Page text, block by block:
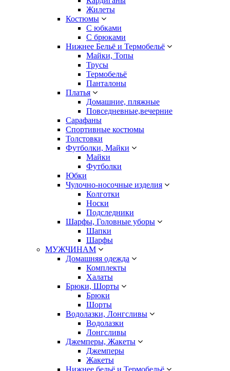
Жилеты
Костюмы
С юбками
С брюками
Нижнее Бельё и Термобельё
Майки, Топы
Трусы
Термобельё
Панталоны
Платья
Домашние, пляжные
Повседневные,вечерние
Сарафаны
Спортивные костюмы
Толстовки
Футболки, Майки
Майки
Футболки
Юбки
Чулочно-носочные изделия
Колготки
Носки
Подследники
Шарфы, Головные уборы
Шапки
Шарфы
МУЖЧИНАМ
Домашняя одежда
Комплекты
Халаты
Брюки, Шорты
Брюки
Шорты
Водолазки, Лонгсливы
Водолазки
Лонгсливы
Джемперы, Жакеты
Джемперы
Жакеты
Нижнее бельё и Термобельё